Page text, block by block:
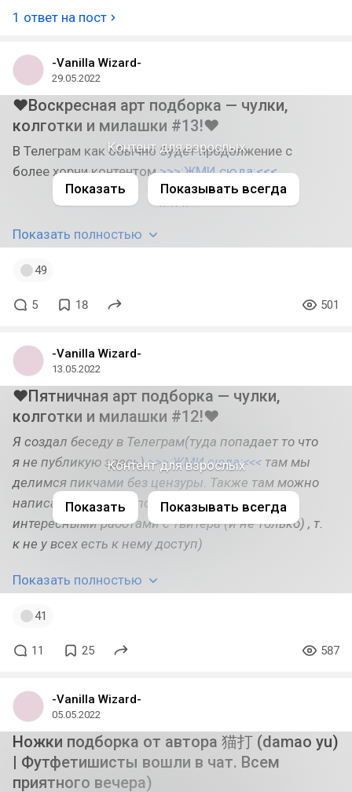
1 ответ на пост
-Vanilla Wizard-
29.05.2022
❤Воскресная арт подборка — чулки,
колготки и милашки #13!❤
В Телеграм как обычно будет продолжение с
более хорни контентом>>>:ЖМИ сюда:<<<
Показать полностью
Контент для взрослых
Показать Показывать всегда
49
5 18 501
-Vanilla Wizard-
13.05.2022
❤Пятничная арт подборка — чулки,
колготки и милашки #12!❤
Я создал беседу в Телеграм(туда попадает то что
я не публикую здесь) >>>:ЖМИ сюда:<<< там мы
делимся пикчами без цензуры. Также там можно
написать идею для подборки и т. д) делись
интересными работами с твитера (и не только) , т.
к не у всех есть к нему доступ)
Показать полностью
Контент для взрослых
Показать Показывать всегда
41
11 25 587
-Vanilla Wizard-
05.05.2022
Ножки подборка от автора 猫打 (damao yu)
| Футфетишисты вошли в чат. Всем
приятного вечера)